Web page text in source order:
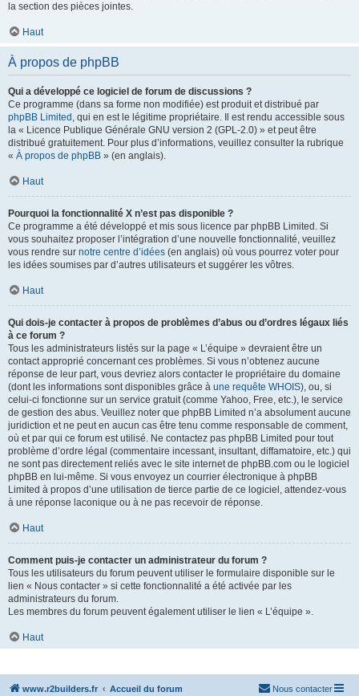
la section des pièces jointes.
Haut
À propos de phpBB
Qui a développé ce logiciel de forum de discussions ?
Ce programme (dans sa forme non modifiée) est produit et distribué par
phpBB Limited , qui en est le légitime propriétaire. Il est rendu accessible sous
la « Licence Publique Générale GNU version 2 (GPL-2.0) » et peut être
distribué gratuitement. Pour plus d’informations, veuillez consulter la rubrique
« À propos de phpBB » (en anglais).
Haut
Pourquoi la fonctionnalité X n’est pas disponible ?
Ce programme a été développé et mis sous licence par phpBB Limited. Si
vous souhaitez proposer l’intégration d’une nouvelle fonctionnalité, veuillez
vous rendre sur notre centre d’idées (en anglais) où vous pourrez voter pour
les idées soumises par d’autres utilisateurs et suggérer les vôtres.
Haut
Qui dois-je contacter à propos de problèmes d’abus ou d’ordres légaux liés
à ce forum ?
Tous les administrateurs listés sur la page « L’équipe » devraient être un
contact approprié concernant ces problèmes. Si vous n’obtenez aucune
réponse de leur part, vous devriez alors contacter le propriétaire du domaine
(dont les informations sont disponibles grâce à une requête WHOIS), ou, si
celui-ci fonctionne sur un service gratuit (comme Yahoo, Free, etc.), le service
de gestion des abus. Veuillez noter que phpBB Limited n’a absolument aucune
juridiction et ne peut en aucun cas être tenu comme responsable de comment,
où et par qui ce forum est utilisé. Ne contactez pas phpBB Limited pour tout
problème d’ordre légal (commentaire incessant, insultant, diffamatoire, etc.) qui
ne sont pas directement reliés avec le site internet de phpBB.com ou le logiciel
phpBB en lui-même. Si vous envoyez un courrier électronique à phpBB
Limited à propos d’une utilisation de tierce partie de ce logiciel, attendez-vous
à une réponse laconique ou à ne pas recevoir de réponse.
Haut
Comment puis-je contacter un administrateur du forum ?
Tous les utilisateurs du forum peuvent utiliser le formulaire disponible sur le
lien « Nous contacter » si cette fonctionnalité a été activée par les
administrateurs du forum.
Les membres du forum peuvent également utiliser le lien « L’équipe ».
Haut
www.r2builders.fr Accueil du forum Nous contacter